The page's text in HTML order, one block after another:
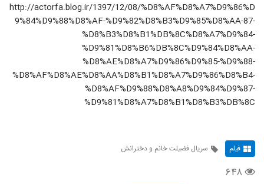
http://actorfa.blog.ir/1397/12/08/%D8%AF%D8%A7%D9%86%D
9%84%D9%88%D8%AF-%D9%82%D8%B3%D9%85%D8%AA-87-
%D8%B3%D8%B1%DB%8C%D8%A7%D9%84-
%D9%81%D8%B6%DB%8C%D9%84%D8%AA-
%D8%AE%D8%A7%D9%86%D9%85-%D9%88-
%D8%AF%D8%AE%D8%AA%D8%B1%D8%A7%D9%86%D8%B4-
%D8%AF%D9%88%D8%A8%D9%84%D9%87-
%D9%81%D8%A7%D8%B1%D8%B3%DB%8C
فیلم سریال فضیلت خانم و دخترانش
۶۴۸